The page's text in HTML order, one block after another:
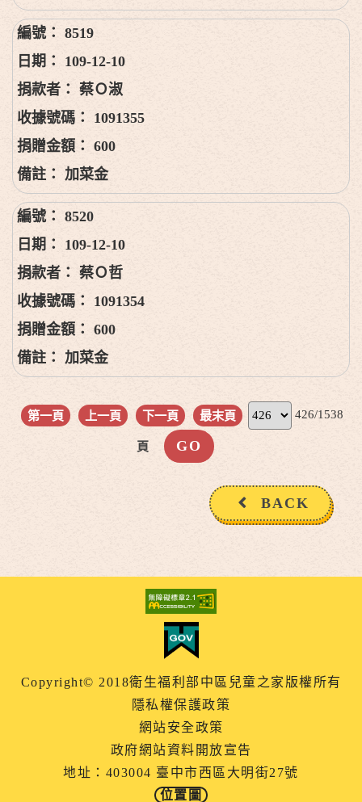
8519
109-12-10
蔡Ｏ淑
1091355
600
加菜金
8520
109-12-10
蔡Ｏ哲
1091354
600
加菜金
第一頁 上一頁 下一頁 最末頁 426/1538
頁
BACK
Copyright© 2018衛生福利部中區兒童之家版權所有
隱私權保護政策
網站安全政策
政府網站資料開放宣告
地址：403004 臺中市西區大明街27號
位置圖